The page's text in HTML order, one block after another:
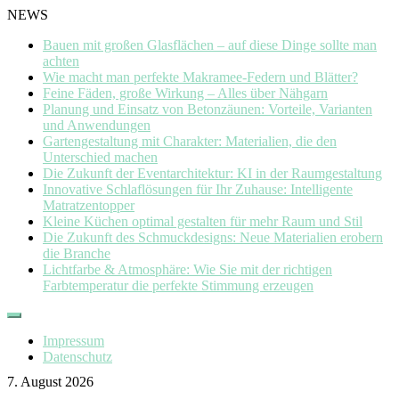
NEWS
Bauen mit großen Glasflächen – auf diese Dinge sollte man
achten
Wie macht man perfekte Makramee-Federn und Blätter?
Feine Fäden, große Wirkung – Alles über Nähgarn
Planung und Einsatz von Betonzäunen: Vorteile, Varianten
und Anwendungen
Gartengestaltung mit Charakter: Materialien, die den
Unterschied machen
Die Zukunft der Eventarchitektur: KI in der Raumgestaltung
Innovative Schlaflösungen für Ihr Zuhause: Intelligente
Matratzentopper
Kleine Küchen optimal gestalten für mehr Raum und Stil
Die Zukunft des Schmuckdesigns: Neue Materialien erobern
die Branche
Lichtfarbe & Atmosphäre: Wie Sie mit der richtigen
Farbtemperatur die perfekte Stimmung erzeugen
Skip
contentImpressum
Datenschutz
7. August 2026